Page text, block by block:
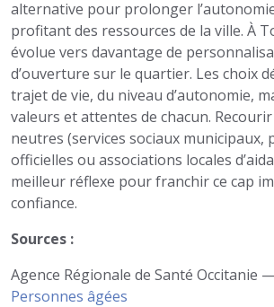
alternative pour prolonger
profitant des ressources de la ville. À
évolue vers davantage de
d’ouverture sur le quartier. Les choix
trajet de vie, du niveau d’autonomie,
valeurs et attentes de chacun.
neutres (services sociaux municipaux,
officielles ou associations locales
meilleur réflexe pour franchir ce cap
confiance.
Sources :
Agence Régionale de Santé Occitanie
Personnes âgées